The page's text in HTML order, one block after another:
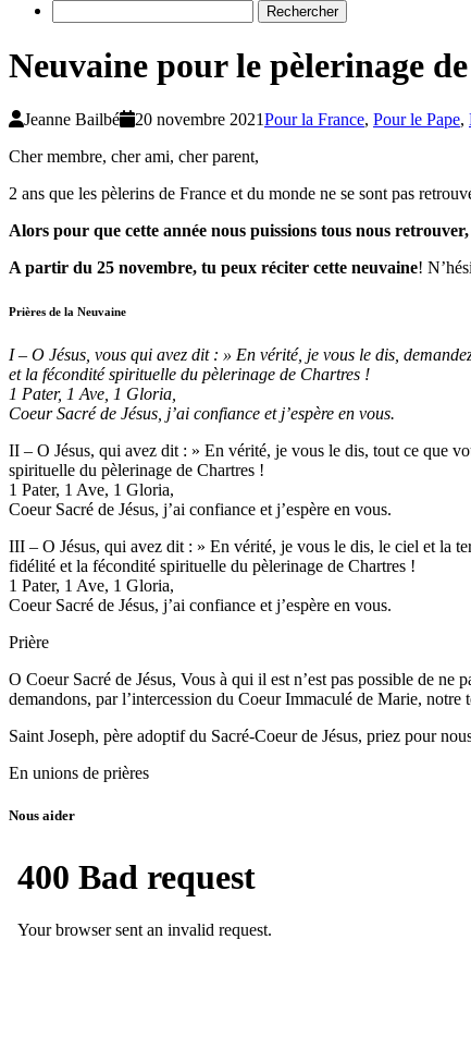
Neuvaine pour le pèlerinage
Jeanne Bailbé 20 novembre 2021Pour la France, Pour le Pape,
Cher membre, cher ami, cher parent,
2 ans que les pèlerins de France et du monde ne se sont pas
Alors pour que cette année nous puissions tous nous
A partir du 25 novembre, tu peux réciter cette neuvaine!
Prières de la Neuvaine
I – O Jésus, vous qui avez dit : » En vérité, je vous le dis,
et la fécondité spirituelle du pèlerinage de Chartres !
1 Pater, 1 Ave, 1 Gloria,
Coeur Sacré de Jésus, j’ai confiance et j’espère en vous.
II – O Jésus, qui avez dit : » En vérité, je vous le dis, tout ce que
spirituelle du pèlerinage de Chartres !
1 Pater, 1 Ave, 1 Gloria,
Coeur Sacré de Jésus, j’ai confiance et j’espère en vous.
III – O Jésus, qui avez dit : » En vérité, je vous le dis, le ciel et la
fidélité et la fécondité spirituelle du pèlerinage de Chartres !
1 Pater, 1 Ave, 1 Gloria,
Coeur Sacré de Jésus, j’ai confiance et j’espère en vous.
Prière
O Coeur Sacré de Jésus, Vous à qui il est n’est pas possible de
demandons, par l’intercession du Coeur Immaculé de Marie, notre
Saint Joseph, père adoptif du Sacré-Coeur de Jésus, priez pour
En unions de prières
Nous aider